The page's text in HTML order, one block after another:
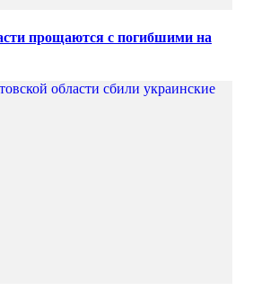
прощаются с погибшими на